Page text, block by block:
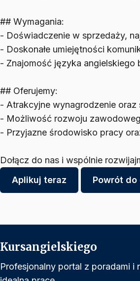
## Wymagania:
- Doświadczenie w sprzedaży,
- Doskonałe umiejętności
- Znajomość języka
## Oferujemy:
- Atrakcyjne wynagrodzenie oraz
- Możliwość rozwoju
- Przyjazne środowisko pracy
Dołącz do nas i wspólnie
Aplikuj teraz
Powrót
Kursangielskiego
Profesjonalny portal z poradami